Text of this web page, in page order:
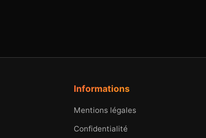
Informations
Mentions légales
Confidentialité